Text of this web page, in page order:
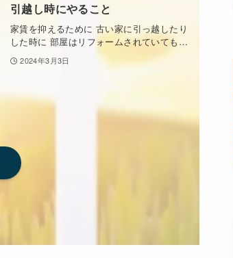
引越し時にやること
家賃を抑えるために 古い家に引っ越したり
した時に 部屋はリフォームされていても…
2024年3月3日